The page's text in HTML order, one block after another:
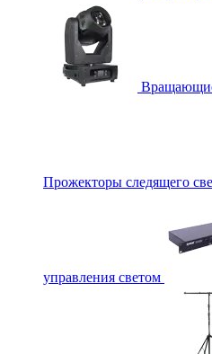
Прожекторы следящего
управления светом